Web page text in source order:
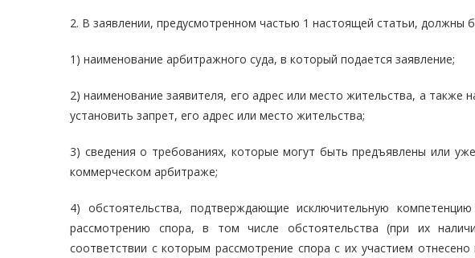
2. В заявлении, предусмотренном частью 1 настоящей статьи, должны
1) наименование арбитражного суда, в который подается заявление;
2) наименование заявителя, его адрес или место жительства, а также
установить запрет, его адрес или место жительства;
3) сведения о требованиях, которые могут быть предъявлены или
коммерческом арбитраже;
4) обстоятельства, подтверждающие исключительную
рассмотрению спора, в том числе обстоятельства (при их
соответствии с которым рассмотрение спора с их участием